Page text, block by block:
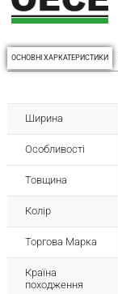
ОСНОВНІ ХАРКАТЕРИСТИКИ
Ширина
Особливості
Товщина
Колір
Торгова Марка
Країна
походження